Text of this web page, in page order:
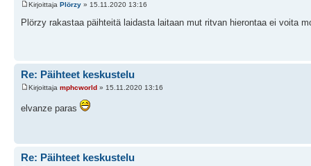
Kirjoittaja Plörzy » 15.11.2020 13:16
Plörzy rakastaa päihteitä laidasta laitaan mut ritvan hierontaa ei voita
Re: Päihteet keskustelu
Kirjoittaja mphcworld » 15.11.2020 13:16
elvanze paras
Re: Päihteet keskustelu